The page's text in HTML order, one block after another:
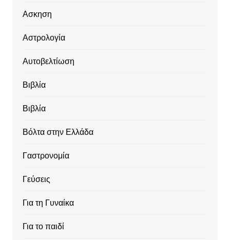
Ασκηση
Αστρολογία
Αυτοβελτίωση
Βιβλία
Βιβλία
Βόλτα στην Ελλάδα
Γαστρονομία
Γεύσεις
Για τη Γυναίκα
Για το παιδί